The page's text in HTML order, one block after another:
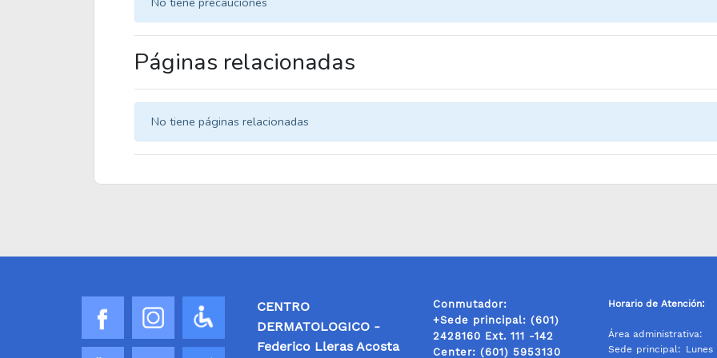
Páginas relacionadas
No tiene páginas relacionadas
CENTRO
DERMATOLOGICO -
Federico Lleras Acosta
Conmutador:
+Sede principal: (601)
2428160 Ext. 111 -142
Center: (601) 5953130
Horario de Atención:
Área administrativa:
Sede principal: Lunes